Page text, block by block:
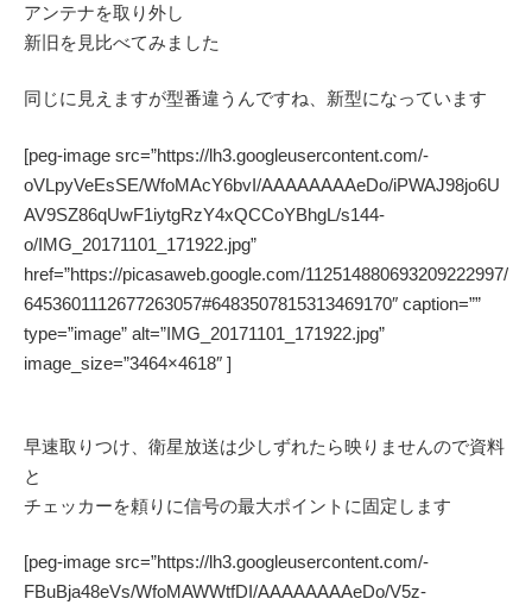
アンテナを取り外し
新旧を見比べてみました
同じに見えますが型番違うんですね、新型になっています
[peg-image src=”https://lh3.googleusercontent.com/-
oVLpyVeEsSE/WfoMAcY6bvI/AAAAAAAAeDo/iPWAJ98jo6U
AV9SZ86qUwF1iytgRzY4xQCCoYBhgL/s144-
o/IMG_20171101_171922.jpg”
href=”https://picasaweb.google.com/112514880693209222997/
6453601112677263057#6483507815313469170″ caption=””
type=”image” alt=”IMG_20171101_171922.jpg”
image_size=”3464×4618″ ]
早速取りつけ、衛星放送は少しずれたら映りませんので資料
と
チェッカーを頼りに信号の最大ポイントに固定します
[peg-image src=”https://lh3.googleusercontent.com/-
FBuBja48eVs/WfoMAWWtfDI/AAAAAAAAeDo/V5z-